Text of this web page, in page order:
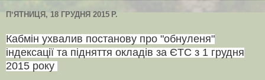
ПʼЯТНИЦЯ, 18 ГРУДНЯ 2015 Р.
Кабмін ухвалив постанову про "обнуленя"
індексації та підняття окладів за ЄТС з 1 грудня
2015 року